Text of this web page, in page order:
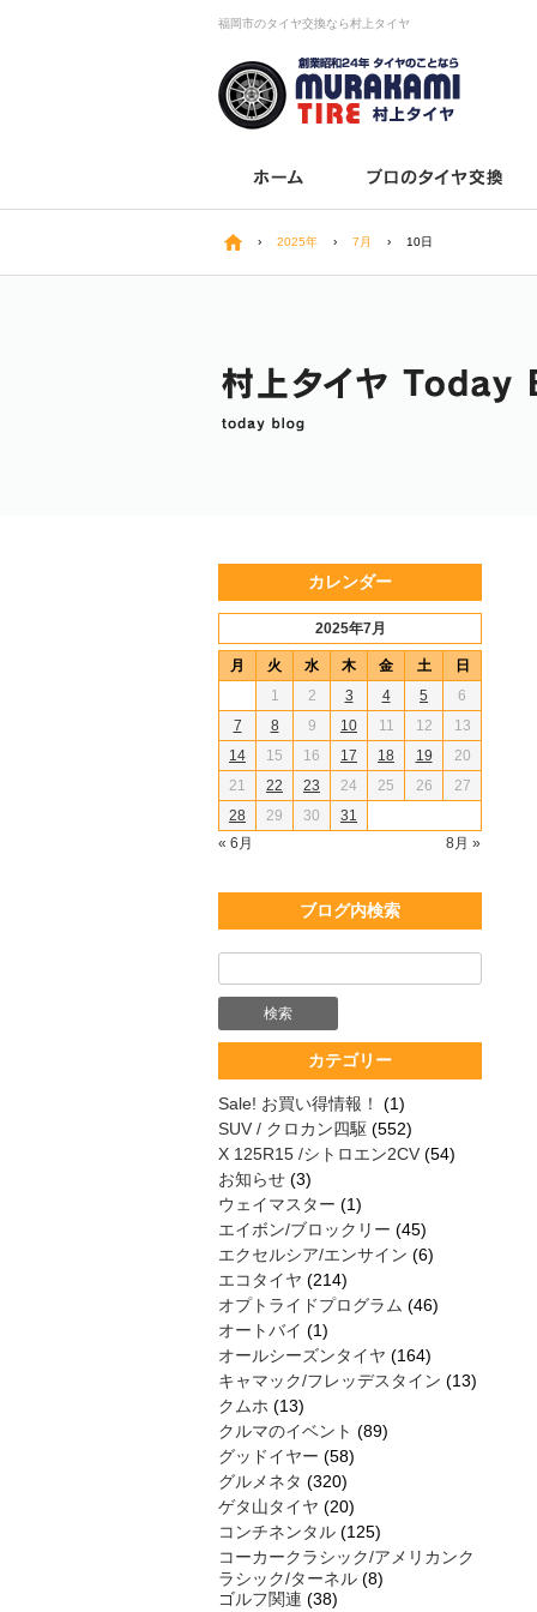
福岡市のタイヤ交換なら村上タイヤ
› 2025年 › 7月 › 10日
カレンダー
2025年7月
月 火 水 木 金 土 日
« 6月 8月 »
1 2 3 4 5
6
7
8 9 10 11 12
13
14
15 16 17 18 19
20
21
22 23 24 25 26
27
28
29 30 31
ブログ内検索
カテゴリー
Sale! お買い得情報！
(1)
SUV / クロカン四駆 (552)
X 125R15 /シトロエン2CV (54)
お知らせ (3)
ウェイマスター (1)
エイボン/ブロックリー (45)
エクセルシア/エンサイン (6)
エコタイヤ (214)
オプトライドプログラム (46)
オートバイ (1)
オールシーズンタイヤ (164)
キャマック/フレッデスタイン (13)
クムホ (13)
クルマのイベント (89)
グッドイヤー (58)
グルメネタ (320)
ゲタ山タイヤ (20)
コンチネンタル (125)
コーカークラシック/アメリカンク
ラシック/ターネル (8)
ゴルフ関連 (38)